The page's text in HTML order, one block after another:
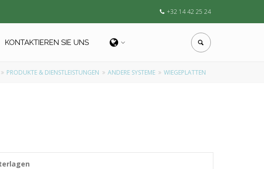
+32 14 42 25 24
KONTAKTIEREN SIE UNS
PRODUKTE & DIENSTLEISTUNGEN ANDERE SYSTEME WIEGEPLATTEN